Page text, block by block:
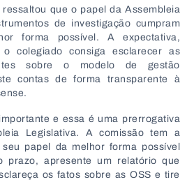
que o papel da Assembleia
de investigação cumpram
forma possível. A expectativa,
colegiado consiga esclarecer as
sobre o modelo de gestão
contas de forma transparente à
e essa é uma prerrogativa
Legislativa. A comissão tem a
papel da melhor forma possível
prazo, apresente um relatório que
os fatos sobre as OSS e tire